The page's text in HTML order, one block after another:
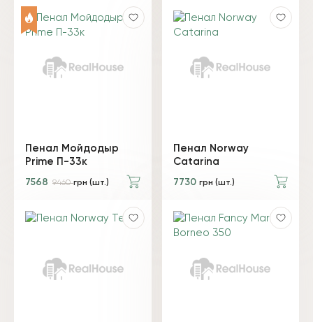
Пенал Мойдодыр
Prime П-33к
7568 9460грн (шт.)
Пенал Norway
Catarina
7730 грн (шт.)